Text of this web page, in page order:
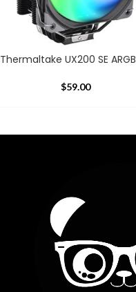
Thermaltake UX200 SE ARGB
$59.00